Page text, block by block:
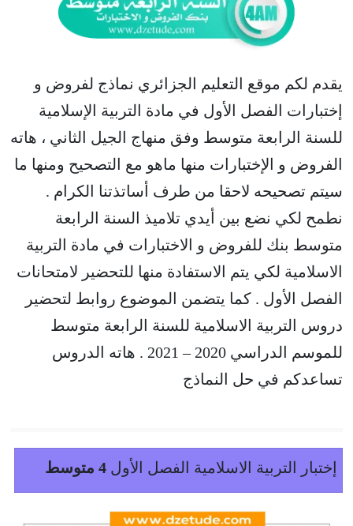
يقدم لكم موقع التعليم الجزائري نماذج لفروض و
إختبارات الفصل الأول في مادة التربية الإسلامية
للسنة الرابعة متوسط وفق منهاج الجيل الثاني ، هاته
الفروض و الإختبارات منها ماهو مع التصحيح ومنها ما
سيتم تصحيحه لاحقا من طرف أساتذتنا الكرام .
نطمح لكي نضع بين أيدي تلاميذ السنة الرابعة
متوسط بنك للفروض و الاختبارات في مادة التربية
الاسلامية لكي يتم الاستفادة منها للتحضير لامتحانات
الفصل الأول . كما يتضمن الموضوع روابط لتحضير
دروس التربية الاسلامية للسنة الرابعة متوسط
للموسم الدراسي 2020 – 2021 . هاته الدروس
تساعدكم في حل النماذج
إختبار التربية الاسلامية الفصل الأول 4 متوسط